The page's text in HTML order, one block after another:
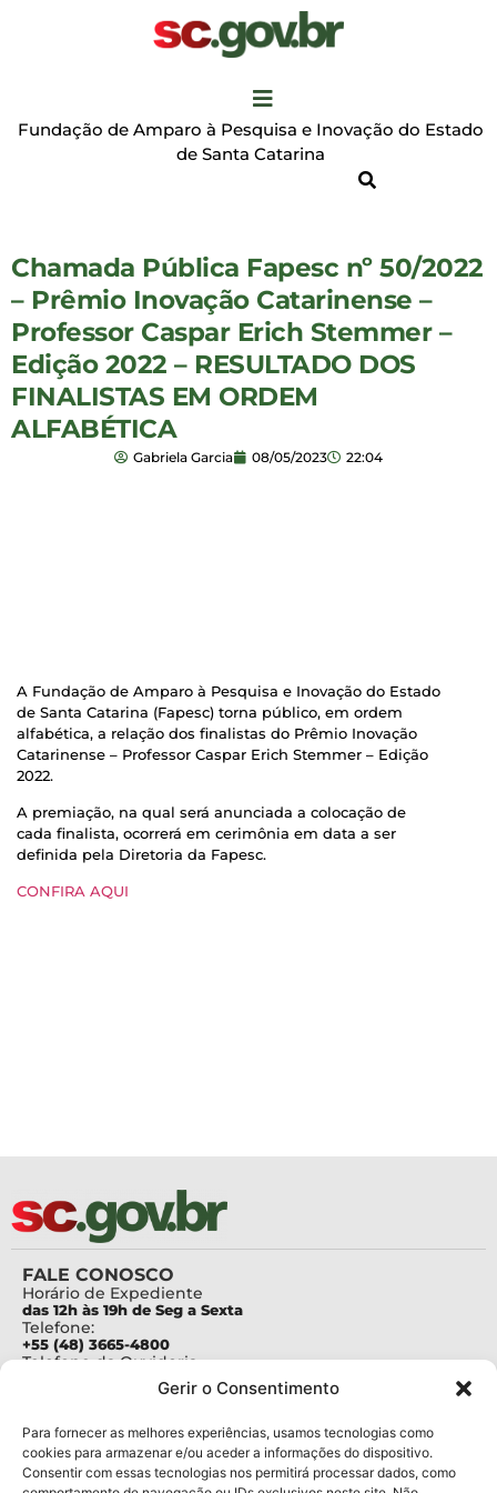
Gerir o Consentimento
Para fornecer as melhores experiências, usamos tecnologias como
cookies para armazenar e/ou aceder a informações do dispositivo.
Consentir com essas tecnologias nos permitirá processar dados, como
Fundação de Amparo à Pesquisa e Inovação do Estado
de Santa Catarina
Chamada Pública Fapesc nº 50/2022
– Prêmio Inovação Catarinense –
Professor Caspar Erich Stemmer –
Edição 2022 – RESULTADO DOS
FINALISTAS EM ORDEM
ALFABÉTICA
Gabriela Garcia 08/05/2023 22:04
A Fundação de Amparo à Pesquisa e Inovação do Estado
de Santa Catarina (Fapesc) torna público, em ordem
alfabética, a relação dos finalistas do Prêmio Inovação
Catarinense – Professor Caspar Erich Stemmer – Edição
2022.
A premiação, na qual será anunciada a colocação de
cada finalista, ocorrerá em cerimônia em data a ser
definida pela Diretoria da Fapesc.
CONFIRA AQUI
FALE CONOSCO
Horário de Expediente
das 12h às 19h de Seg a Sexta
Telefone:
+55 (48) 3665-4800
Telefone da Ouvidoria
Para assuntos relacionados à Pesquisa
pesquisa@fapesc.sc.gov.br
Para assuntos relacionados à Inovação
inovacao@fapesc.sc.gov.br